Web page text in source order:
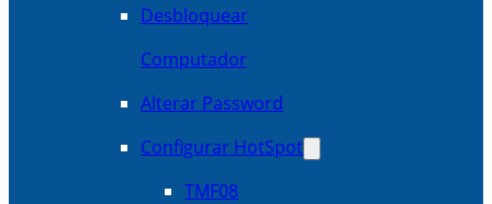
Desbloquear
Computador
Alterar Password
Configurar HotSpot
TMF08